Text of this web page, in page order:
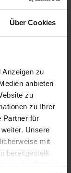
Über Cookies
Anzeigen zu
anbieten
zu
zu Ihrer
Partner für
Unsere
mit
bereitgestellt
nicht
der